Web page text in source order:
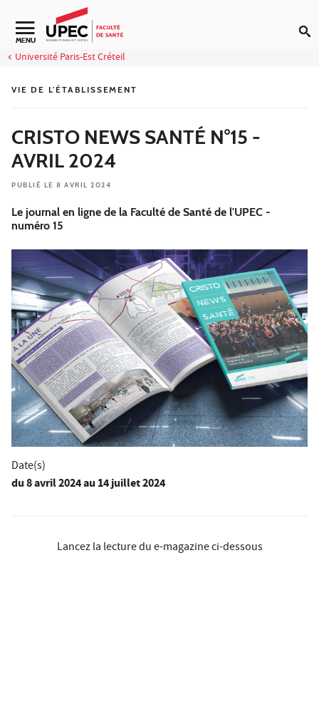
Aller au contenu
Navigation secondaire
MENU
Université Paris-Est Créteil
VIE DE L'ÉTABLISSEMENT
CRISTO NEWS SANTÉ N°15 -
AVRIL 2024
PUBLIÉ LE 8 AVRIL 2024
Le journal en ligne de la Faculté de Santé de l'UPEC -
numéro 15
Date(s)
du8 avril 2024au 14 juillet 2024
Lancez la lecture du e-magazine ci-dessous